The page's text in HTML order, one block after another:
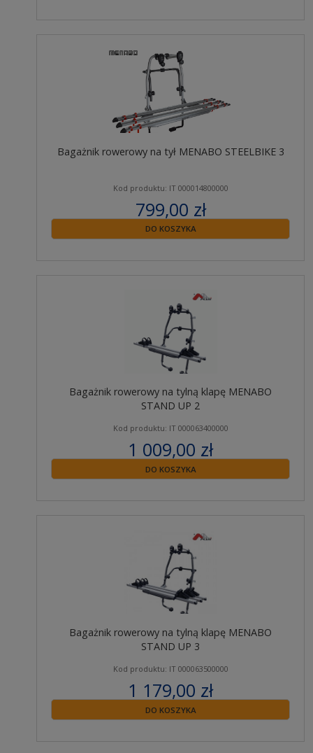
Bagażnik rowerowy na tył MENABO STEELBIKE 3
Kod produktu: IT 000014800000
799,00 zł
zawiera 23% VAT
DO KOSZYKA
Bagażnik rowerowy na tylną klapę MENABO
STAND UP 2
Kod produktu: IT 000063400000
1 009,00 zł
zawiera 23% VAT
DO KOSZYKA
Bagażnik rowerowy na tylną klapę MENABO
STAND UP 3
Kod produktu: IT 000063500000
1 179,00 zł
zawiera 23% VAT
DO KOSZYKA